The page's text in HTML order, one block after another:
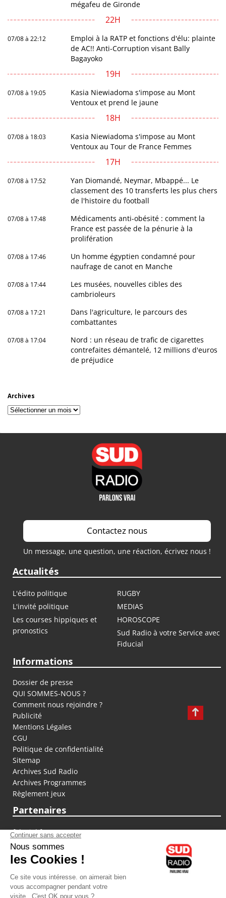
mégafeu de Gironde
22H
07/08 à 22:12
Emploi à la RATP et fonctions d'élu: plainte
de AC!! Anti-Corruption visant Bally
Bagayoko
19H
07/08 à 19:05
Kasia Niewiadoma s'impose au Mont
Ventoux et prend le jaune
18H
07/08 à 18:03
Kasia Niewiadoma s'impose au Mont
Ventoux au Tour de France Femmes
17H
07/08 à 17:52
Yan Diomandé, Neymar, Mbappé... Le
classement des 10 transferts les plus chers
de l'histoire du football
07/08 à 17:48
Médicaments anti-obésité : comment la
France est passée de la pénurie à la
prolifération
07/08 à 17:46
Un homme égyptien condamné pour
naufrage de canot en Manche
07/08 à 17:44
Les musées, nouvelles cibles des
cambrioleurs
07/08 à 17:21
Dans l'agriculture, le parcours des
combattantes
07/08 à 17:04
Nord : un réseau de trafic de cigarettes
contrefaites démantelé, 12 millions d'euros
de préjudice
Archives
Archives
Contactez nous
Un message, une question, une réaction, écrivez nous !
Actualités
L'édito politique
RUGBY
L'invité politique
MEDIAS
Les courses hippiques et
pronostics
HOROSCOPE
Sud Radio à votre Service avec
Fiducial
Informations
Dossier de presse
QUI SOMMES-NOUS ?
Comment nous rejoindre ?
Publicité
Mentions Légales
CGU
Politique de confidentialité
Sitemap
Archives Sud Radio
Archives Programmes
Règlement jeux
Partenaires
fiducial.fr
lyoncapitale.fr
olympique-et-lyonnais.com
L'application Iphone / Android